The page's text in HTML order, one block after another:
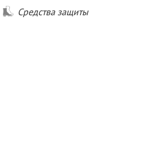
Средства защиты